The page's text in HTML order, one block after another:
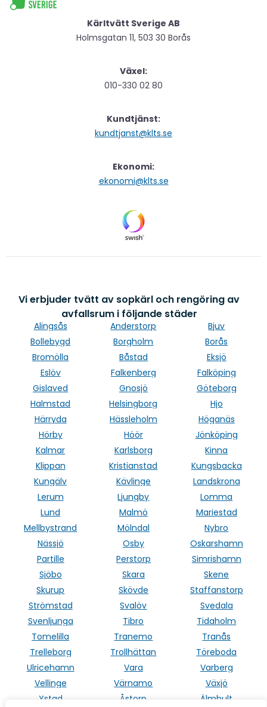
Vi erbjuder tvätt av sopkärl och rengöring av
avfallsrum i följande städer
Alingsås Anderstorp
Bjuv
Bollebygd
Borgholm
Borås
Bromölla
Båstad
Eksjö
Eslöv
Falkenberg
Falköping
Gislaved
Gnosjö
Göteborg
Halmstad
Helsingborg
Hjo
Härryda
Hässleholm
Höganäs
Hörby
Höör
Jönköping
Kalmar
Karlsborg
Kinna
Klippan
Kristianstad
Kungsbacka
Kungälv
Kävlinge
Landskrona
Lerum
Ljungby
Lomma
Lund
Malmö
Mariestad
Mellbystrand
Mölndal
Nybro
Nässjö
Osby
Oskarshamn
Partille
Perstorp
Simrishamn
Sjöbo
Skara
Skene
Skurup
Skövde
Staffanstorp
Strömstad
Svalöv
Svedala
Svenljunga
Tibro
Tidaholm
Tomelilla
Tranemo
Tranås
Trelleborg
Trollhättan
Töreboda
Ulricehamn
Vara
Varberg
Vellinge
Värnamo
Växjö
Ystad
Åstorp Älmhult
Kärltvätt Sverige AB
Holmsgatan 11, 503 30 Borås
Växel:
010-330 02 80
Kundtjänst:
kundtjanst@klts.se
Ekonomi:
ekonomi@klts.se